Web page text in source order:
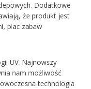
Dodatkowe
że produkt jest
plac zabaw
UV. Najnowszy
nam możliwość
technologia